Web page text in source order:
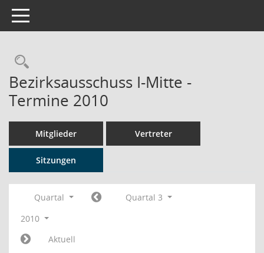
Toggle navigation
Rechercheauswahl
Bezirksausschuss I-Mitte -
Termine 2010
Mitglieder Vertreter
Sitzungen
Quartal
Quartal 3
2010
Aktuell